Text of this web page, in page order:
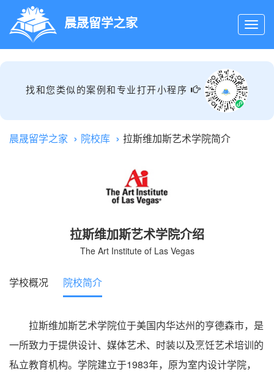
晨晟留学之家
找和您类似的案例和专业打开小程序
晨晟留学之家 院校库 拉斯维加斯艺术学院简介
拉斯维加斯艺术学院介绍
The Art Institute of Las Vegas
学校概况 院校简介
拉斯维加斯艺术学院位于美国内华达州的亨德森市，是
一所致力于提供设计、媒体艺术、时装以及烹饪艺术培训的
私立教育机构。学院建立于1983年，原为室内设计学院，